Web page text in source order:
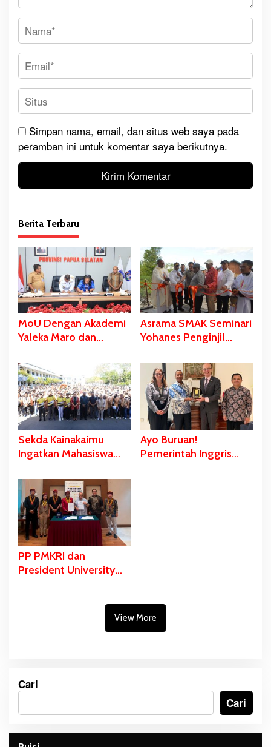
Simpan nama, email, dan situs web saya pada
peramban ini untuk komentar saya berikutnya.
Berita Terbaru
MoU Dengan Akademi
Yaleka Maro dan
Yasanto, Ini Pesan
Gubernur Safanpo
Asrama SMAK Seminari
Yohanes Penginjil
Gubernur Safanpo:
Pentingnya Pendidikan
Karakter
Sekda Kainakaimu
Ingatkan Mahasiswa
‘Noda-Madu’ di Lokasi
KKN
Ayo Buruan!
Pemerintah Inggris
PP PMKRI dan
President University
View More
Cari
Cari